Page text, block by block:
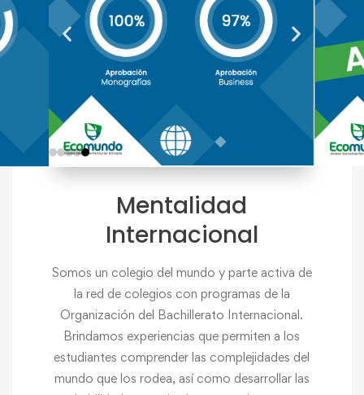
Mentalidad
Internacional
Somos un colegio del mundo y parte activa de
la red de colegios con programas de la
Organización del Bachillerato Internacional.
Brindamos experiencias que permiten a los
estudiantes comprender las complejidades del
mundo que los rodea, así como desarrollar las